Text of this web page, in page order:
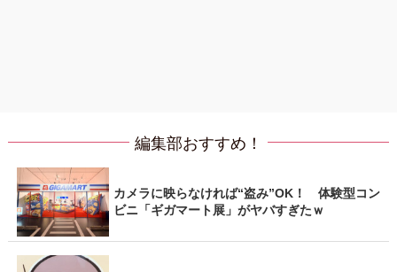
編集部おすすめ！
カメラに映らなければ“盗み”OK！ 体験型コン
ビニ「ギガマート展」がヤバすぎたｗ